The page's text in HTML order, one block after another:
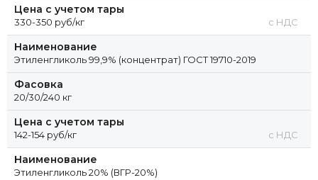
Цена с учетом тары
330-350 руб/кг с НДС
Наименование
Этиленгликоль 99,9% (концентрат) ГОСТ 19710-2019
Фасовка
20/30/240 кг
Цена с учетом тары
142-154 руб/кг с НДС
Наименование
Этиленгликоль 20% (ВГР-20%)